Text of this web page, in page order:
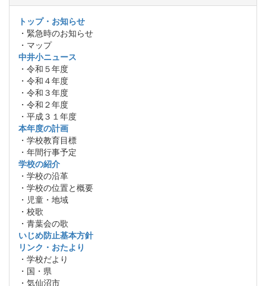
トップ・お知らせ
・緊急時のお知らせ
・マップ
中井小ニュース
・令和５年度
・令和４年度
・令和３年度
・令和２年度
・平成３１年度
本年度の計画
・学校教育目標
・年間行事予定
学校の紹介
・学校の沿革
・学校の位置と概要
・児童・地域
・校歌
・青葉会の歌
いじめ防止基本方針
リンク・おたより
・学校だより
・国・県
・気仙沼市